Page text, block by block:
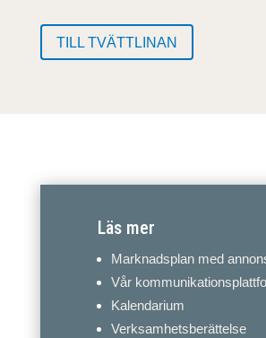
TILL TVÄTTLINAN
Läs mer
Marknadsplan med
Vår
Kalendarium
Verksamhetsberättelse